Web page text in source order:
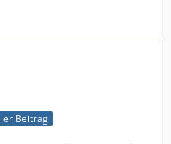
Beitrag